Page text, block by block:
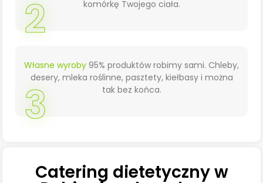
komórkę Twojego ciała.
2
Własne wyroby 95% produktów robimy sami. Chleby,
desery, mleka roślinne, pasztety, kiełbasy i można
tak bez końca.
3
Catering dietetyczny w